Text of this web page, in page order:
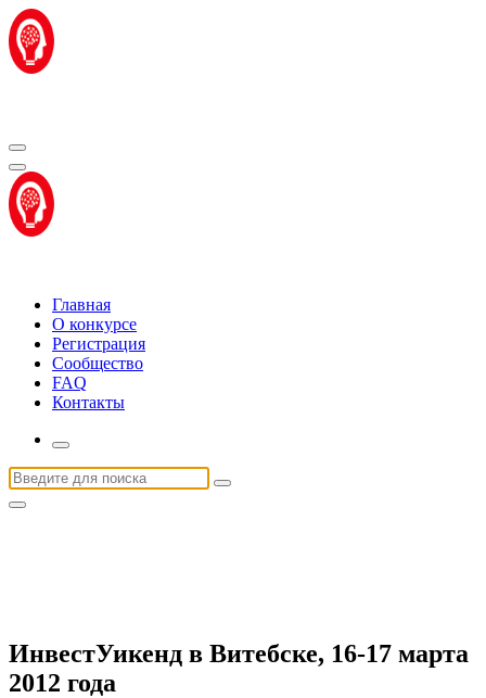
Перейти
к
содержимому
Главная
О конкурсе
Регистрация
Сообщество
FAQ
Контакты
Искать:
ИнвестУикенд в Витебске, 16-17 марта
2012 года